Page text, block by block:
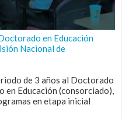
en Educación
Nacional de
de 3 años al Doctorado
Educación (consorciado),
en etapa inicial